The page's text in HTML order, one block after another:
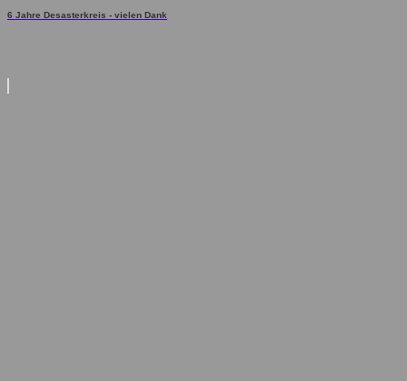
6 Jahre Desasterkreis - vielen Dank